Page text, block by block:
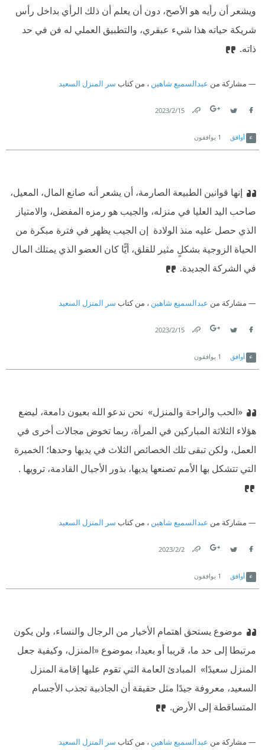
ويشعر أن رأيه هو الأصح، دون أن يعلم أن ذلك الرأي بداخل رأس
شريكة حياته هذا شيء عبقري، والتطبيق العملي له فن في حد
ذاته.
مشاركة من عبدالسميع شاهين ، من كتاب سر المنزل السعيد
15‏/2‏/2023
أوافق 1 يوافقون
إنها قوانين الطبيعة الصارمة، أن يشعر أنه صانع المال، المعيل،
صاحب اليد العليا في منزله، والجيب هو رمزه المفضل، والامتياز
الذي حصل عليه منذ الولادة ‫ إن الجيب يظهر في فترة مبكرة من
الحياة الزوجية بشكلٍ مثير للقلق، أيًّا كان العضو الذي يمتلك المال
في الشركة الجديدة.
مشاركة من عبدالسميع شاهين ، من كتاب سر المنزل السعيد
15‏/2‏/2023
أوافق 1 يوافقون
«الحب والراحة والمنزل» ‫ نحن ندعو الله بعيون دامعة، ليضع
هؤلاء الثلاثة المباركين في المرأة، ربما تخوض مجالات أخرى في
العمل، ولكن تبقى تلك الخصائص الثلاث في يديها وحدها؛ الخميرة
التي تتشكل بها الأمم تصنعها يديها، بذور الأجيال القادمة، ترويها .
مشاركة من عبدالسميع شاهين ، من كتاب سر المنزل السعيد
2‏/2‏/2023
أوافق 1 يوافقون
موضوع يستحق اهتمام الأخيار من الرجال والنساء، ولن يكون
مرتبطا إلى حد ما، قريبا أو بعيدا، بموضوع «المنزل، وكيفية جعل
المنزل سعيدًا» ‫ المبادئ العامة التي تقوم عليها إقامة المنزل
السعيد، معروفة جيدًا مثل حقيقة أن الجاذبية تجذب الأجسام
المتساقطة إلى الأرض.
مشاركة من عبدالسميع شاهين ، من كتاب سر المنزل السعيد